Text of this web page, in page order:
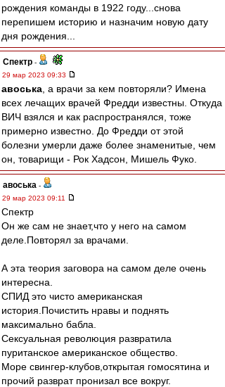
рождения команды в 1922 году...снова
перепишем историю и назначим новую дату
дня рождения...
Спектр -
29 мар 2023 09:33
авоська , а врачи за кем повторяли? Имена
всех лечащих врачей Фредди известны. Откуда
ВИЧ взялся и как распространялся, тоже
примерно известно. До Фредди от этой
болезни умерли даже более знаменитые, чем
он, товарищи - Рок Хадсон, Мишель Фуко.
авоська -
29 мар 2023 09:11
Спектр
Он же сам не знает,что у него на самом
деле.Повторял за врачами.
А эта теория заговора на самом деле очень
интересна.
СПИД это чисто американская
история.Почистить нравы и поднять
максимально бабла.
Сексуальная революция развратила
пуританское американское общество.
Море свингер-клубов,открытая гомосятина и
прочий разврат пронизал все вокруг.